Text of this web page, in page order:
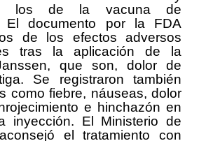
los de la vacuna de
El documento por la FDA
de los efectos adversos
tras la aplicación de la
que son, dolor de
Se registraron también
como fiebre, náuseas, dolor
e hinchazón en
inyección. El Ministerio de
el tratamiento con